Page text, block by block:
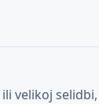
velikoj